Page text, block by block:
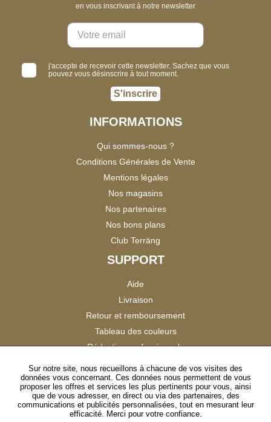
en vous inscrivant à notre newsletter
j'accepte de recevoir cette newsletter. Sachez que vous
pouvez vous désinscrire à tout moment.
S'inscrire
INFORMATIONS
Qui sommes-nous ?
Conditions Générales de Vente
Mentions légales
Nos magasins
Nos partenaires
Nos bons plans
Club Terräng
SUPPORT
Aide
Livraison
Retour et remboursement
Tableau des couleurs
Réduction professionnels
Catalogues
Satisfaction Clients
SUIVEZ-NOUS
Sur notre site, nous recueillons à chacune de vos visites des
données vous concernant. Ces données nous permettent de vous
proposer les offres et services les plus pertinents pour vous, ainsi
que de vous adresser, en direct ou via des partenaires, des
communications et publicités personnalisées, tout en mesurant leur
efficacité. Merci pour votre confiance.